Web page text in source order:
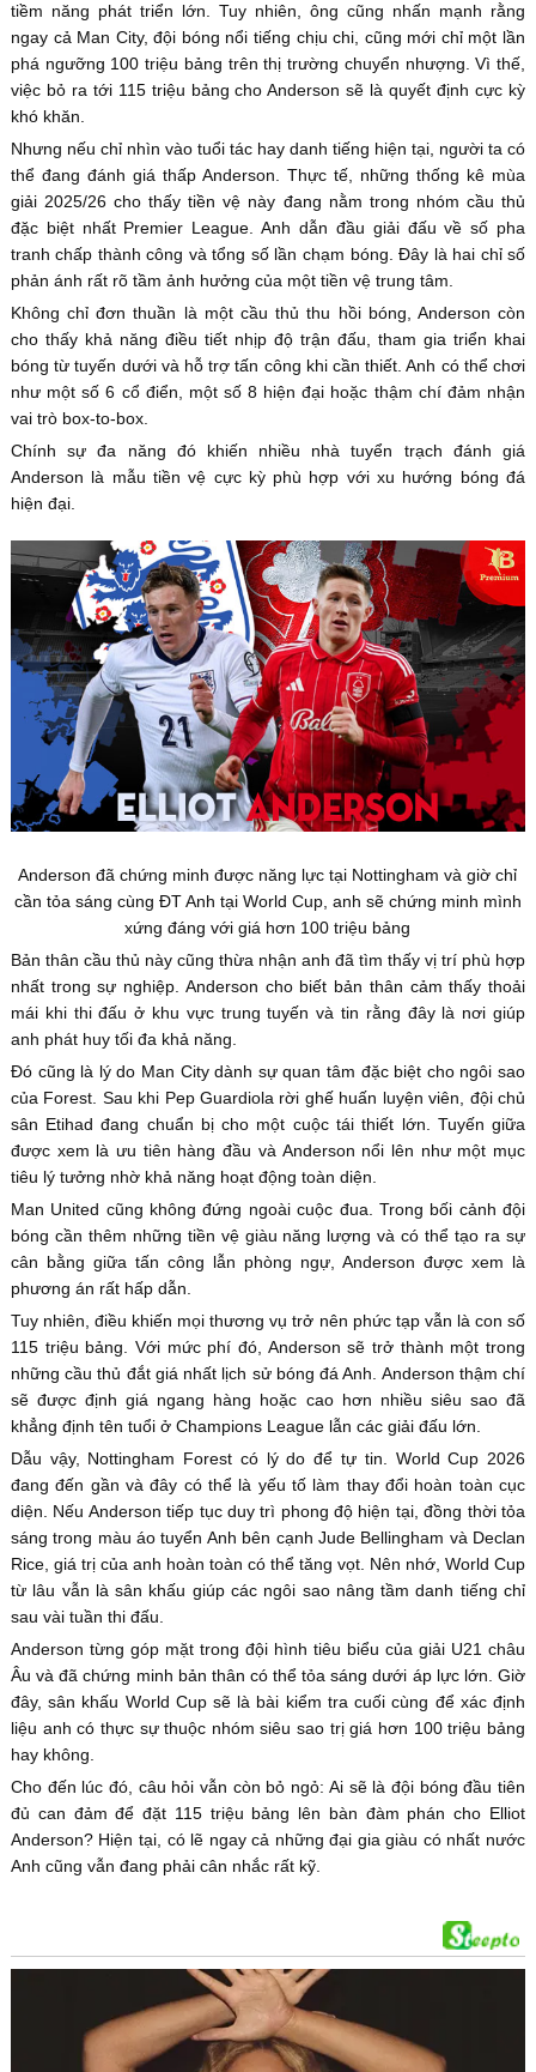
tiềm năng phát triển lớn. Tuy nhiên, ông cũng nhấn mạnh rằng
ngay cả Man City, đội bóng nổi tiếng chịu chi, cũng mới chỉ một lần
phá ngưỡng 100 triệu bảng trên thị trường chuyển nhượng. Vì thế,
việc bỏ ra tới 115 triệu bảng cho Anderson sẽ là quyết định cực kỳ
khó khăn.
Nhưng nếu chỉ nhìn vào tuổi tác hay danh tiếng hiện tại, người ta có
thể đang đánh giá thấp Anderson. Thực tế, những thống kê mùa
giải 2025/26 cho thấy tiền vệ này đang nằm trong nhóm cầu thủ
đặc biệt nhất Premier League. Anh dẫn đầu giải đấu về số pha
tranh chấp thành công và tổng số lần chạm bóng. Đây là hai chỉ số
phản ánh rất rõ tầm ảnh hưởng của một tiền vệ trung tâm.
Không chỉ đơn thuần là một cầu thủ thu hồi bóng, Anderson còn
cho thấy khả năng điều tiết nhịp độ trận đấu, tham gia triển khai
bóng từ tuyến dưới và hỗ trợ tấn công khi cần thiết. Anh có thể chơi
như một số 6 cổ điển, một số 8 hiện đại hoặc thậm chí đảm nhận
vai trò box-to-box.
Chính sự đa năng đó khiến nhiều nhà tuyển trạch đánh giá
Anderson là mẫu tiền vệ cực kỳ phù hợp với xu hướng bóng đá
hiện đại.
Anderson đã chứng minh được năng lực tại Nottingham và giờ chỉ
cần tỏa sáng cùng ĐT Anh tại World Cup, anh sẽ chứng minh mình
xứng đáng với giá hơn 100 triệu bảng
Bản thân cầu thủ này cũng thừa nhận anh đã tìm thấy vị trí phù hợp
nhất trong sự nghiệp. Anderson cho biết bản thân cảm thấy thoải
mái khi thi đấu ở khu vực trung tuyến và tin rằng đây là nơi giúp
anh phát huy tối đa khả năng.
Đó cũng là lý do Man City dành sự quan tâm đặc biệt cho ngôi sao
của Forest. Sau khi Pep Guardiola rời ghế huấn luyện viên, đội chủ
sân Etihad đang chuẩn bị cho một cuộc tái thiết lớn. Tuyến giữa
được xem là ưu tiên hàng đầu và Anderson nổi lên như một mục
tiêu lý tưởng nhờ khả năng hoạt động toàn diện.
Man United cũng không đứng ngoài cuộc đua. Trong bối cảnh đội
bóng cần thêm những tiền vệ giàu năng lượng và có thể tạo ra sự
cân bằng giữa tấn công lẫn phòng ngự, Anderson được xem là
phương án rất hấp dẫn.
Tuy nhiên, điều khiến mọi thương vụ trở nên phức tạp vẫn là con số
115 triệu bảng. Với mức phí đó, Anderson sẽ trở thành một trong
những cầu thủ đắt giá nhất lịch sử bóng đá Anh. Anderson thậm chí
sẽ được định giá ngang hàng hoặc cao hơn nhiều siêu sao đã
khẳng định tên tuổi ở Champions League lẫn các giải đấu lớn.
Dẫu vậy, Nottingham Forest có lý do để tự tin. World Cup 2026
đang đến gần và đây có thể là yếu tố làm thay đổi hoàn toàn cục
diện. Nếu Anderson tiếp tục duy trì phong độ hiện tại, đồng thời tỏa
sáng trong màu áo tuyển Anh bên cạnh Jude Bellingham và Declan
Rice, giá trị của anh hoàn toàn có thể tăng vọt. Nên nhớ, World Cup
từ lâu vẫn là sân khấu giúp các ngôi sao nâng tầm danh tiếng chỉ
sau vài tuần thi đấu.
Anderson từng góp mặt trong đội hình tiêu biểu của giải U21 châu
Âu và đã chứng minh bản thân có thể tỏa sáng dưới áp lực lớn. Giờ
đây, sân khấu World Cup sẽ là bài kiểm tra cuối cùng để xác định
liệu anh có thực sự thuộc nhóm siêu sao trị giá hơn 100 triệu bảng
hay không.
Cho đến lúc đó, câu hỏi vẫn còn bỏ ngỏ: Ai sẽ là đội bóng đầu tiên
đủ can đảm để đặt 115 triệu bảng lên bàn đàm phán cho Elliot
Anderson? Hiện tại, có lẽ ngay cả những đại gia giàu có nhất nước
Anh cũng vẫn đang phải cân nhắc rất kỹ.